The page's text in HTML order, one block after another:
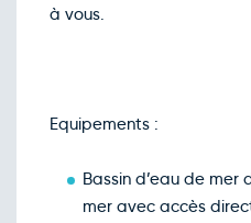
à vous.
Equipements :
Bassin d’eau de mer
mer avec accès